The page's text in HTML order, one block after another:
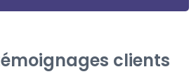
clients